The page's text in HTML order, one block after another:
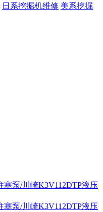
日系挖掘机维修 美系挖掘